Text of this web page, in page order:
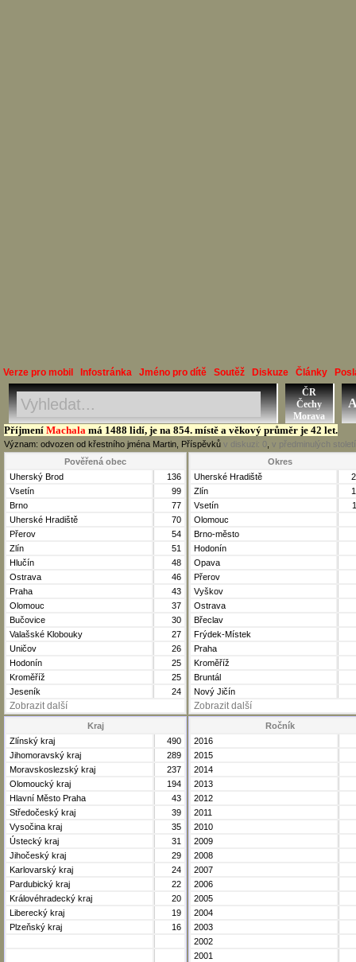
Verze pro mobil Infostránka Jméno pro dítě Soutěž Diskuze Články
Příjmení Machala má 1488 lidí, je na 854. místě a věkový průměr je 42 let.
Význam: odvozen od křestního jména Martin, Příspěvků v diskuzi: 0 v předminulých
Jméno, Příjmení, Obec
Okres, Kraj, Ročník
ČR
Čechy
Morava
Pověřená obec
Uherský Brod
136
Vsetín
99
Brno
77
Uherské Hradiště
70
Přerov
54
Zlín
51
Hlučín
48
Ostrava
46
Praha
43
Olomouc
37
Bučovice
30
Valašské Klobouky
27
Uničov
26
Hodonín
25
Kroměříž
25
Jeseník
24
Zobrazit další
Okres
Uherské Hradiště
Zlín
Vsetín
Olomouc
Brno-město
Hodonín
Opava
Přerov
Vyškov
Ostrava
Břeclav
Frýdek-Místek
Praha
Kroměříž
Bruntál
Nový Jičín
Zobrazit další
Kraj
Zlínský kraj
490
Jihomoravský kraj
289
Moravskoslezský kraj
237
Olomoucký kraj
194
Hlavní Město Praha
43
Středočeský kraj
39
Vysočina kraj
35
Ústecký kraj
31
Jihočeský kraj
29
Karlovarský kraj
24
Pardubický kraj
22
Královéhradecký kraj
20
Liberecký kraj
19
Plzeňský kraj
16
Ročník
2016
2015
2014
2013
2012
2011
2010
2009
2008
2007
2006
2005
2004
2003
2002
2001